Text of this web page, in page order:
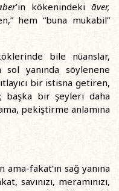
’in kökenindekiāver,
hem “buna mukabil”
bile nüanslar,
sol yanında söylenene
bir istisna getiren,
başka bir şeyleri daha
pekiştirme anlamına
fakat’ın sağ yanına
savınızı, meramınızı,